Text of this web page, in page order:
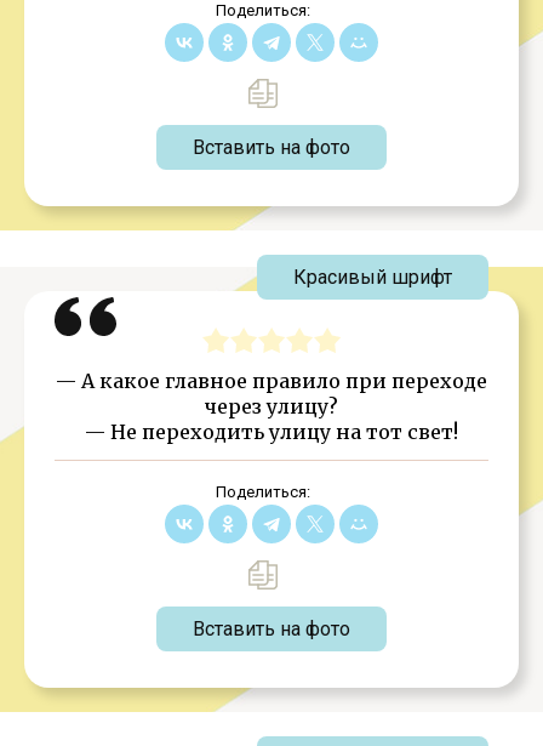
Поделиться:
Вставить на фото
— А какое главное правило при переходе
через улицу?
— Не переходить улицу на тот свет!
Поделиться:
Вставить на фото
Красивый шрифт